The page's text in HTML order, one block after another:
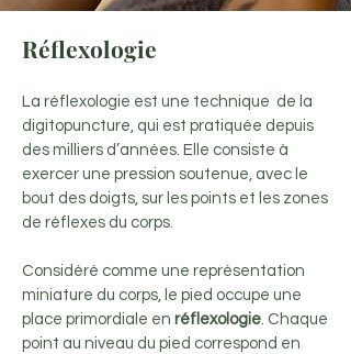
Réflexologie
La réflexologie est une technique de la
digitopuncture, qui est pratiquée depuis
des milliers d’années. Elle consiste à
exercer une pression soutenue, avec le
bout des doigts, sur les points et les zones
de réflexes du corps.
Considéré comme une représentation
miniature du corps, le pied occupe une
place primordiale en réflexologie . Chaque
point au niveau du pied correspond en